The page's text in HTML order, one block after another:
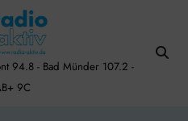
94.8 - Bad Münder 107.2 -
9C